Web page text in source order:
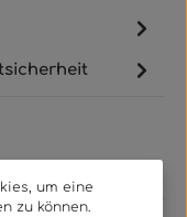
um eine
zu können.